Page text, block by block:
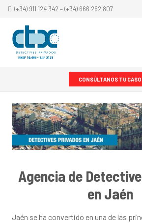
(+34) 911 124 342 – (+34) 666 262 807
CONSÚLTANOS TU CASO
Agencia de
en Jaén
Jaén se ha convertido en una de las